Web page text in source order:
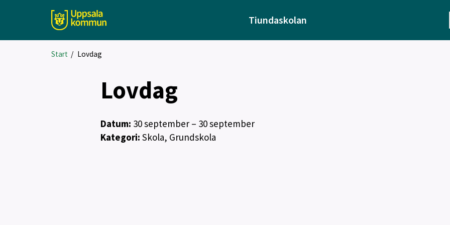
Tiundaskolan
Start / Lovdag
Lovdag
Datum: 30september – 30 september
Kategori: Skola, Grundskola